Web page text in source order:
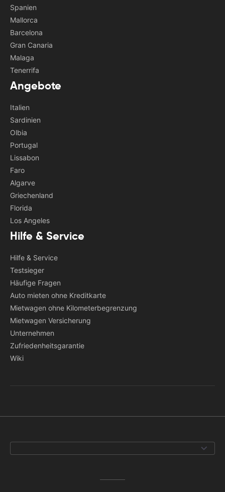
Spanien
Mallorca
Barcelona
Gran Canaria
Malaga
Tenerrifa
Angebote
Italien
Sardinien
Olbia
Portugal
Lissabon
Faro
Algarve
Griechenland
Florida
Los Angeles
Hilfe & Service
Hilfe & Service
Testsieger
Häufige Fragen
Auto mieten ohne Kreditkarte
Mietwagen ohne Kilometerbegrenzung
Mietwagen Versicherung
Unternehmen
Zufriedenheitsgarantie
Wiki